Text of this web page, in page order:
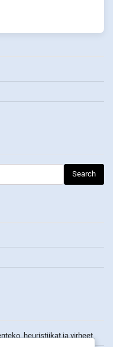
heuristiikat ja virheet